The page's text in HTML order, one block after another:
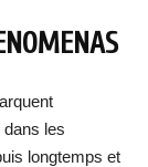
les
longtemps et